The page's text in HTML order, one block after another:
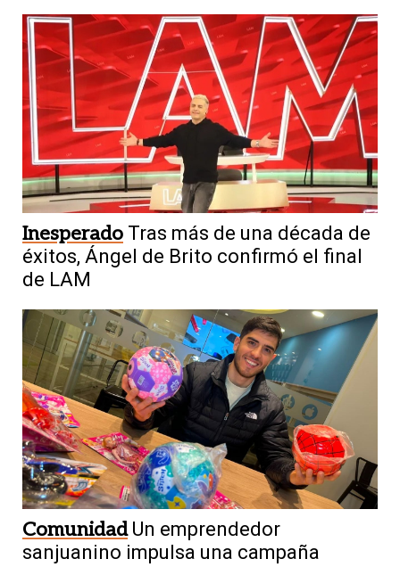
Inesperado Tras más de una década de
éxitos, Ángel de Brito confirmó el final
de LAM
Comunidad Un emprendedor
sanjuanino impulsa una campaña